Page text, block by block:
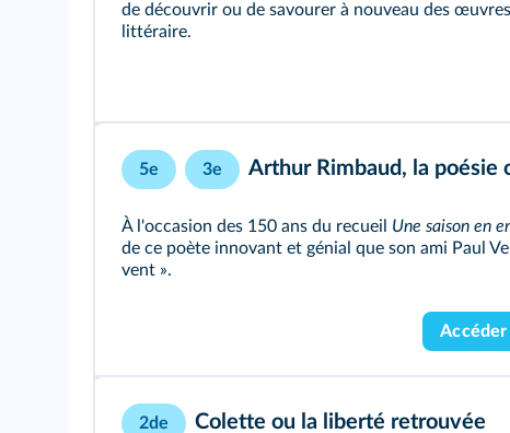
de découvrir ou de savourer à nouveau des
littéraire.
5e 3e Arthur Rimbaud, la poésie
À l'occasion des 150 ans du recueil Une saison en
de ce poète innovant et génial que son ami Paul
vent ».
Accéder
2de Colette ou la liberté retrouvée